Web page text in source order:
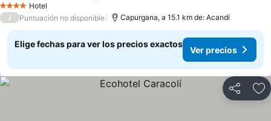
4 EstrellasHotel
/ Puntuación no disponible Capurgana, a 15.1 km de: Acandí
Elige fechas para ver los precios exactos
Ver precios
Compartir